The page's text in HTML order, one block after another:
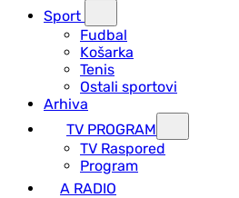
Sport
Fudbal
Košarka
Tenis
Ostali sportovi
Arhiva
TV PROGRAM
ТV Raspored
Program
A RADIO